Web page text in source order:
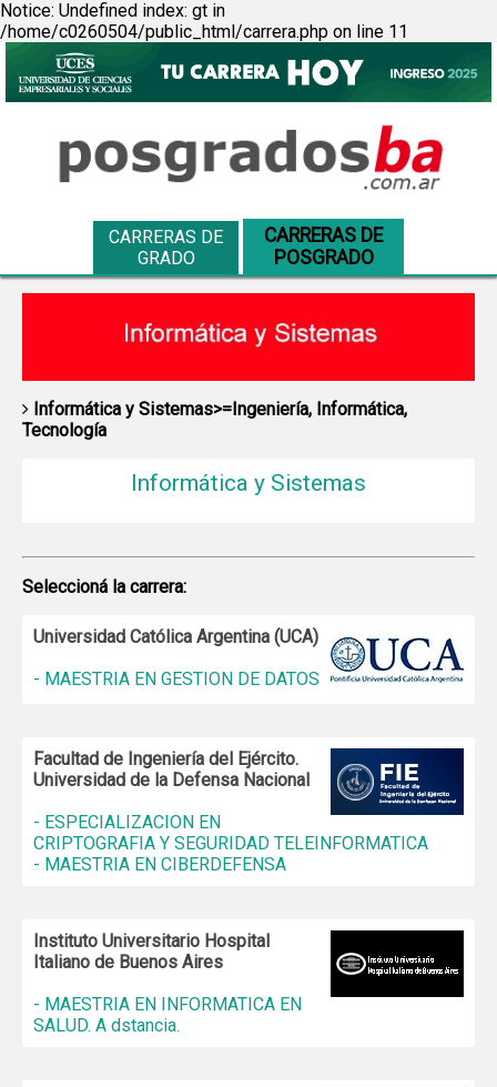
Notice: Undefined index: gt in
/home/c0260504/public_html/carrera.php on line 11
CARRERAS DE
GRADO
CARRERAS DE
POSGRADO
Informática y Sistemas>=Ingeniería, Informática,
Tecnología
Informática y Sistemas
Seleccioná la carrera:
Universidad Católica Argentina (UCA)
- MAESTRIA EN GESTION DE DATOS
Facultad de Ingeniería del Ejército.
Universidad de la Defensa Nacional
- ESPECIALIZACION EN
CRIPTOGRAFIA Y SEGURIDAD TELEINFORMATICA
- MAESTRIA EN CIBERDEFENSA
Instituto Universitario Hospital
Italiano de Buenos Aires
- MAESTRIA EN INFORMATICA EN
SALUD. A dstancia.